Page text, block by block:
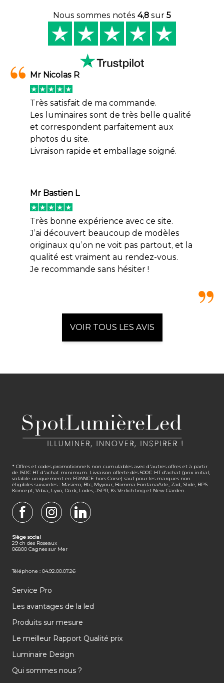
Nous sommes notés 4,8 sur 5
Mr Nicolas R
Très satisfait de ma commande.
Les luminaires sont de très belle qualité
et correspondent parfaitement aux
photos du site.
Livraison rapide et emballage soigné.
Mr Bastien L
Très bonne expérience avec ce site.
J’ai découvert beaucoup de modèles
originaux qu’on ne voit pas partout, et la
qualité est vraiment au rendez-vous.
Je recommande sans hésiter !
VOIR TOUS LES AVIS
* Offres et codes promotionnels non cumulables avec d'autres offres et à partir
de 150€ HT d'achat minimum. Livraison offerte dès 500€ HT d'achat (prix initial,
valable uniquement en FRANCE hors Corse) sauf pour les marques non
éligibles suivantes : Masiero, Btc, Myyour, Bomma FontanaArte, Zad, Slide, BPS
Koncept, Vibia, Lyxo, Dark, Lodes, JSPR, Ks Verlichting et New Garden.
Siège social
29 ch des Roseaux
06800 Cagnes sur Mer
Téléphone : 04.92.00.07.26
Service Pro
Les avantages de la led
Produits sur mesure
Le meilleur Rapport Qualité prix
Luminaire Design
Qui sommes nous ?